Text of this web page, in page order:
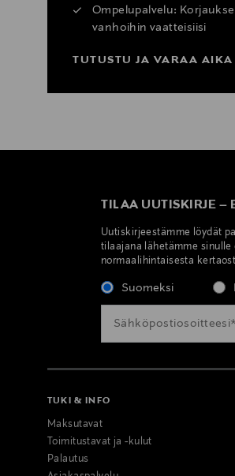
Ompelupalvelu:
vanhoihin vaatteisiisi
TUTUSTU JA VARAA AIKA
TILAA UUTISKIRJE –
Uutiskirjeestämme löydät
tilaajana lähetämme sinulle
normaalihintaisesta
Suomeksi
TUKI & INFO
Maksutavat
Toimitustavat ja -kulut
Palautus